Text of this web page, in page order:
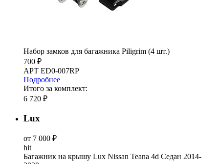
Набор замков для багажника Piligrim (4 шт.)
700 ₽
АРТ ED0-007RP
Подробнее
Итого за комплект:
6 720 ₽
Lux
от 7 000 ₽
hit
Багажник на крышу Lux Nissan Teana 4d Седан 2014-